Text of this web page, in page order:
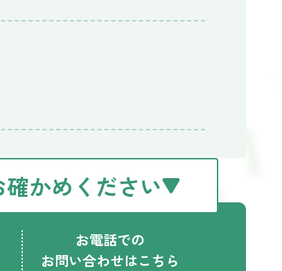
お電話での
お問い合わせはこちら
かめください